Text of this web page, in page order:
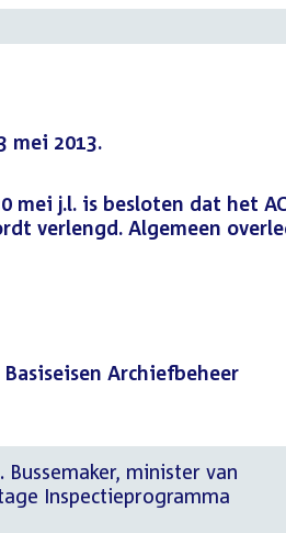
mei 2013.
mei j.l. is besloten dat het
verlengd. Algemeen
Archiefbeheer
minister van
Inspectieprogramma